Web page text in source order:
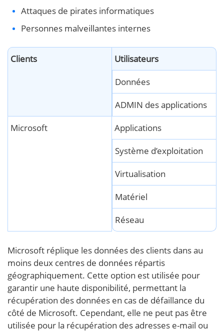
Attaques de pirates informatiques
Personnes malveillantes internes
Clients
Utilisateurs
Données
ADMIN des applications
Microsoft
Applications
Système d’exploitation
Virtualisation
Matériel
Réseau
Microsoft réplique les données des clients dans au
moins deux centres de données répartis
géographiquement. Cette option est utilisée pour
garantir une haute disponibilité, permettant la
récupération des données en cas de défaillance du
côté de Microsoft. Cependant, elle ne peut pas être
utilisée pour la récupération des adresses e-mail ou